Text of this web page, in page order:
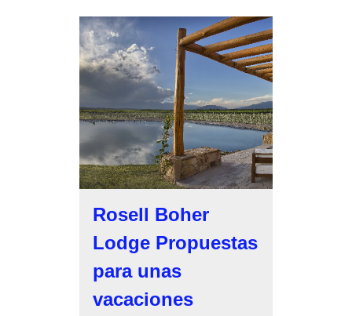
Rosell Boher
Lodge Propuestas
para unas
vacaciones